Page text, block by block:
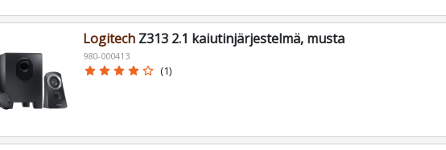
LogitechZ313 2.1 kaiutinjärjestelmä, musta
980-000413
star star star star star_border (1)